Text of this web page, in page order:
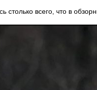
всего, что в